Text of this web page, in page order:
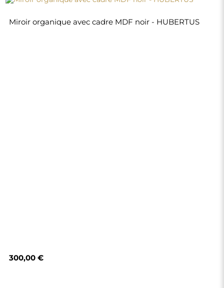
Miroir organique avec cadre MDF noir - HUBERTUS
300,00 €